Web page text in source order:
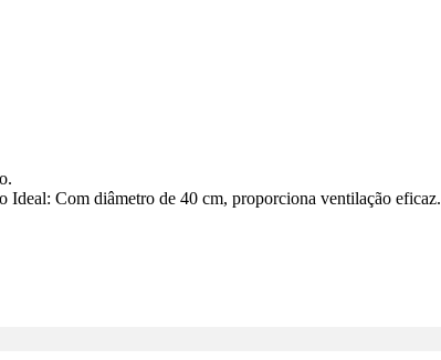
Ideal: Com diâmetro de 40 cm, proporciona ventilação eficaz.